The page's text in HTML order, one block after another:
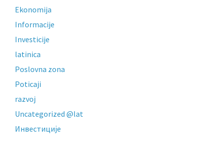
Ekonomija
Informacije
Investicije
latinica
Poslovna zona
Poticaji
razvoj
Uncategorized @lat
Инвестиције